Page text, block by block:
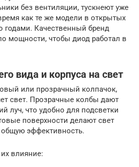
без вентиляции, тускнеют уже
как те же модели в открытых
годами. Качественный бренд
мощности, чтобы диод работал в
вида и корпуса на свет
или прозрачный колпачок,
свет. Прозрачные колбы дают
луч, что удобно для подсветки
поверхности делают свет
эффективность.
влияние: